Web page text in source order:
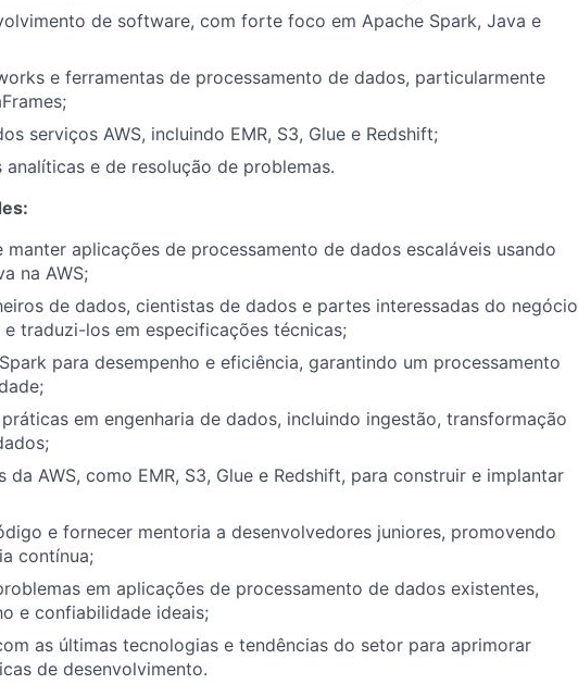
de software, com forte foco em Apache Spark, Java e
e ferramentas de processamento de dados, particularmente
serviços AWS, incluindo EMR, S3, Glue e Redshift;
analíticas e de resolução de problemas.
manter aplicações de processamento de dados escaláveis usando
na AWS;
de dados, cientistas de dados e partes interessadas do negócio
traduzi-los em especificações técnicas;
para desempenho e eficiência, garantindo um processamento
em engenharia de dados, incluindo ingestão, transformação
da AWS, como EMR, S3, Glue e Redshift, para construir e implantar
e fornecer mentoria a desenvolvedores juniores, promovendo
contínua;
em aplicações de processamento de dados existentes,
e confiabilidade ideais;
as últimas tecnologias e tendências do setor para aprimorar
de desenvolvimento.